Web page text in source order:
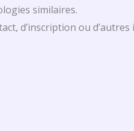
similaires.
d’inscription ou d’autres